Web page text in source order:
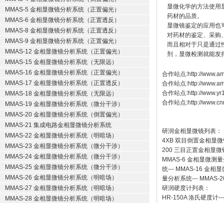
MMAS-5 金相显微镜分析系统（正置偏光）
MMAS-6 金相显微镜分析系统（正置透反）
MMAS-8 金相显微镜分析系统（正置透反）
MMAS-9 金相显微镜分析系统（正置偏光）
MMAS-12 金相显微镜分析系统（正置偏光）
MMAS-15 金相显微镜分析系统（无限远）
MMAS-16 金相显微镜分析系统（正置偏光）
MMAS-17 金相显微镜分析系统（正置透反）
MMAS-18 金相显微镜分析系统（无限远）
MMAS-19 金相显微镜分析系统（微分干涉）
MMAS-20 金相显微镜分析系统（倒置偏光）
MMAS-21 集成电路金相显微镜分析系统
MMAS-22 金相显微镜分析系统（明暗场）
MMAS-23 金相显微镜分析系统（微分干涉）
MMAS-24 金相显微镜分析系统（微分干涉）
MMAS-25 金相显微镜分析系统（微分干涉）
MMAS-26 金相显微镜分析系统（明暗场）
MMAS-27 金相显微镜分析系统（明暗场）
MMAS-28 金相显微镜分析系统（明暗场）
显微化学的方法使用
药材的品质。
显微镜鉴定的应用也
对药材的鉴定、采购
而且相对于只是通过
剂，显微检测就能发
合作站点:http://
合作站点:http://
合作站点:http://
合作站点:http://
研润金相显微镜列表：
4XB 双目倒置金相显
200 三目正置金相显微
MMAS-6 金相显微测
统--- MMAS-16 金相显
量分析系统--- MMAS-
研润硬度计列表：
HR-150A 洛氏硬度计